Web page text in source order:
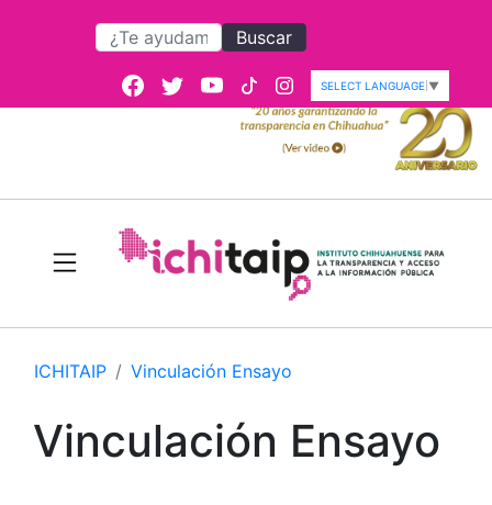
Buscar
SELECT LANGUAGE ▼
ICHITAIP Vinculación Ensayo
Vinculación Ensayo